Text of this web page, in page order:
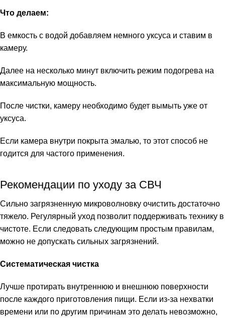
Что делаем:
В емкость с водой добавляем немного уксуса и ставим в
камеру.
Далее на несколько минут включить режим подогрева на
максимальную мощность.
После чистки, камеру необходимо будет вымыть уже от
уксуса.
Если камера внутри покрыта эмалью, то этот способ не
годится для частого применения.
Рекомендации по уходу за СВЧ
Сильно загрязненную микроволновку очистить достаточно
тяжело. Регулярный уход позволит поддерживать технику в
чистоте. Если следовать следующим простым правилам,
можно не допускать сильных загрязнений.
Систематическая чистка
Лучше протирать внутреннюю и внешнюю поверхности
после каждого приготовления пищи. Если из-за нехватки
времени или по другим причинам это делать невозможно,